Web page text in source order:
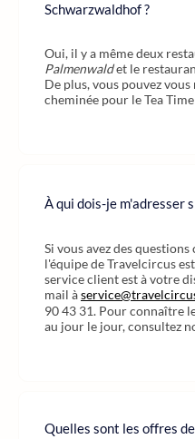
Schwarzwaldhof ?
Oui, il y a même deux
Palmenwaldet le
De plus, vous pouvez
cheminée pour le Tea
À qui dois-je m'adresser
Si vous avez des
l'équipe de Travelcircus
service client est à votre
mail à
90 43 31. Pour connaître
au jour le jour, consultez
Quelles sont les offres